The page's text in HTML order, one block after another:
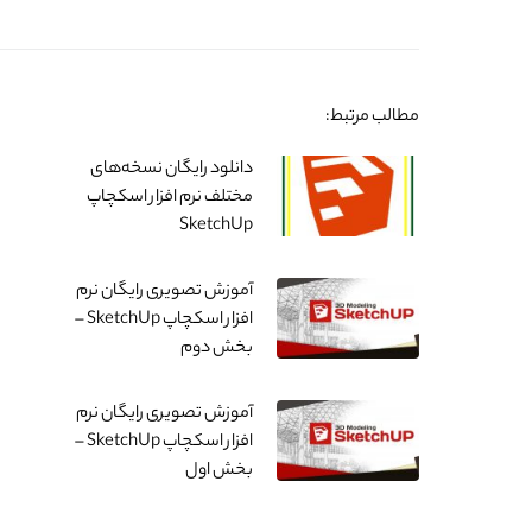
مطالب مرتبط:
دانلود رایگان نسخه‌های
مختلف نرم افزار اسکچاپ
SketchUp
آموزش تصویری رایگان نرم
افزار اسکچاپ SketchUp –
بخش دوم
آموزش تصویری رایگان نرم
افزار اسکچاپ SketchUp –
بخش اول